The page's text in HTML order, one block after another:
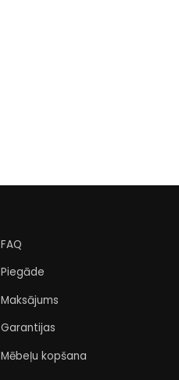
FAQ
Piegāde
Maksājums
Garantijas
Mēbeļu kopšana